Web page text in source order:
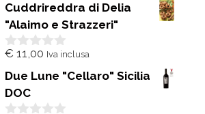
u
5
Cuddrireddra di Delia
"Alaimo e Strazzeri"
0
u
5
€ 11,00 Iva inclusa
Due Lune "Cellaro" Sicilia
DOC